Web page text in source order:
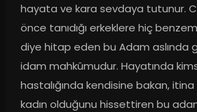
hayata ve kara sevdaya tutunur.
önce tanıdığı erkeklere hiç
diye hitap eden bu Adam aslında
idam mahkûmudur. Hayatında
hastalığında kendisine bakan,
kadın olduğunu hissettiren bu